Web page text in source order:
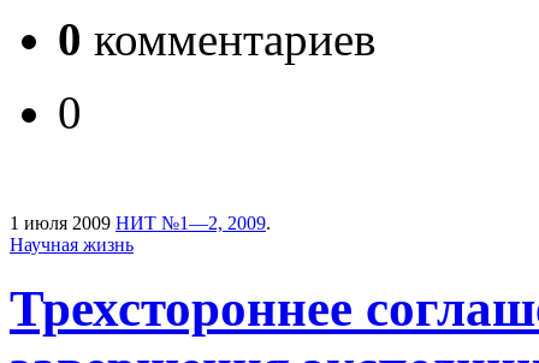
0 комментариев
0
1 июля 2009 НИТ №1—2, 2009.
Научная жизнь
Трехстороннее